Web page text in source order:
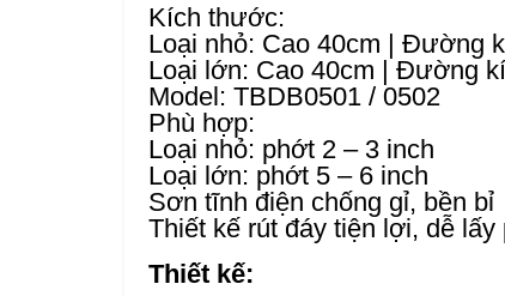
Kích thước:
Loại nhỏ: Cao 40cm | Đường
Loại lớn: Cao 40cm | Đường
Model: TBDB0501 / 0502
Phù hợp:
Loại nhỏ: phớt 2 – 3 inch
Loại lớn: phớt 5 – 6 inch
Sơn tĩnh điện chống gỉ, bền bỉ
Thiết kế rút đáy tiện lợi, dễ lấy
Thiết kế: